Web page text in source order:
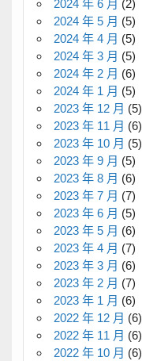
2024 年 6 月 (2)
2024 年 5 月 (5)
2024 年 4 月 (5)
2024 年 3 月 (5)
2024 年 2 月 (6)
2024 年 1 月 (5)
2023 年 12 月 (5)
2023 年 11 月 (6)
2023 年 10 月 (5)
2023 年 9 月 (5)
2023 年 8 月 (6)
2023 年 7 月 (7)
2023 年 6 月 (5)
2023 年 5 月 (6)
2023 年 4 月 (7)
2023 年 3 月 (6)
2023 年 2 月 (7)
2023 年 1 月 (6)
2022 年 12 月 (6)
2022 年 11 月 (6)
2022 年 10 月 (6)